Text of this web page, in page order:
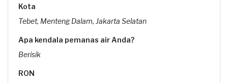
Kota
Tebet, Menteng Dalam, Jakarta Selatan
Apa kendala pemanas air Anda?
Berisik
RON